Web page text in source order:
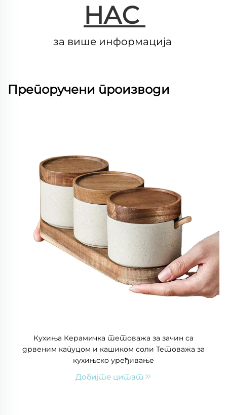
НАС
за више информација
Препоручени производи
Кухиња Керамичка тетоважа за зачин са
дрвеним капуцом и кашиком соли Тетоважа за
кухињско уређивање
Добијте цитат